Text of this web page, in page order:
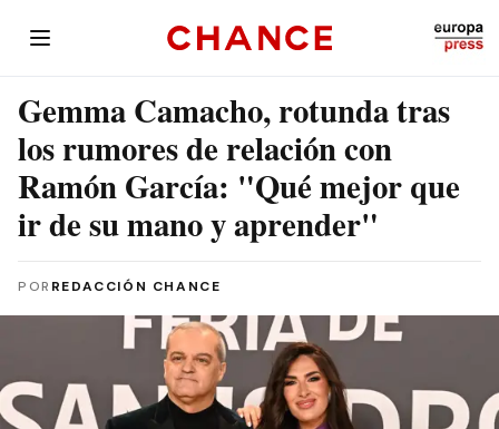
Gemma Camacho, rotunda tras
los rumores de relación con
Ramón García: "Qué mejor que
ir de su mano y aprender"
POR REDACCIÓN CHANCE